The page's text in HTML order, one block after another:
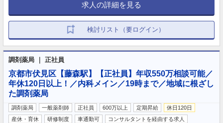
求人の詳細を見る
検討リスト（要ログイン）
調剤薬局 ｜ 正社員
京都市伏見区【藤森駅】【正社員】年収550万相談可能／
年休120日以上！／内科メイン／19時まで／地域に根ざし
た調剤薬局
調剤薬局 一般薬剤師 正社員 600万以上 定期昇給
休日120日
産休・育休
研修制度 車通勤可 コンサルタントを経由する求人